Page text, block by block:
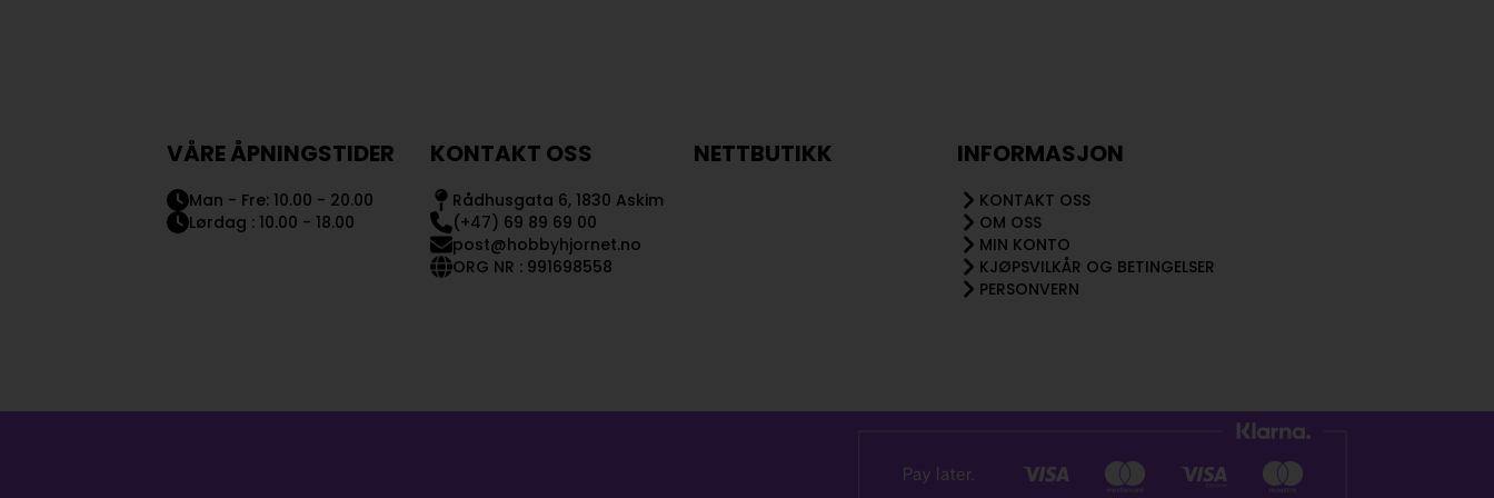
VÅRE ÅPNINGSTIDER
Man - Fre: 10.00 - 20.00
Lørdag : 10.00 - 18.00
KONTAKT OSS
Rådhusgata 6, 1830 Askim
(+47) 69 89 69 00
post@hobbyhjornet.no
ORG NR : 991698558
NETTBUTIKK INFORMASJON
KONTAKT OSS
OM OSS
MIN KONTO
KJØPSVILKÅR OG BETINGELSER
PERSONVERN